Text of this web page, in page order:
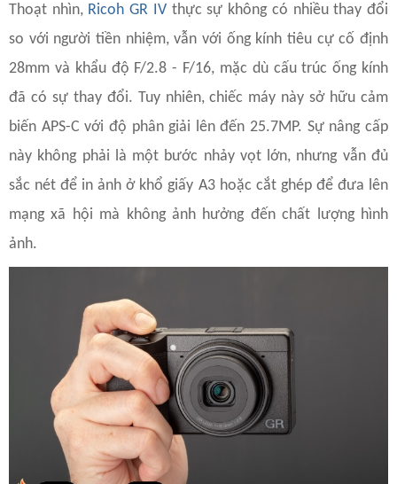
Thoạt nhìn, Ricoh GR IVthực sự không có nhiều thay đổi
so với người tiền nhiệm, vẫn với ống kính tiêu cự cố định
28mm và khẩu độ F/2.8 - F/16, mặc dù cấu trúc ống kính
đã có sự thay đổi. Tuy nhiên, chiếc máy này sở hữu cảm
biến APS-C với độ phân giải lên đến 25.7MP. Sự nâng cấp
này không phải là một bước nhảy vọt lớn, nhưng vẫn đủ
sắc nét để in ảnh ở khổ giấy A3 hoặc cắt ghép để đưa lên
mạng xã hội mà không ảnh hưởng đến chất lượng hình
ảnh.